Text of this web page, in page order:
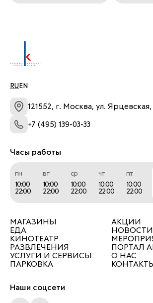
RU EN
121552, г. Москва, ул. Ярцевская,
+7 (495) 139-03-33
Часы работы
пн
10:00
22:00
вт
10:00
22:00
ср
10:00
22:00
чт
10:00
22:00
пт
10:00
22:00
МАГАЗИНЫ
ЕДА
КИНОТЕАТР
РАЗВЛЕЧЕНИЯ
УСЛУГИ И СЕРВИСЫ
ПАРКОВКА
АКЦИИ
НОВОСТИ
ПОРТАЛ
О НАС
КОНТАКТЫ
Наши соцсети